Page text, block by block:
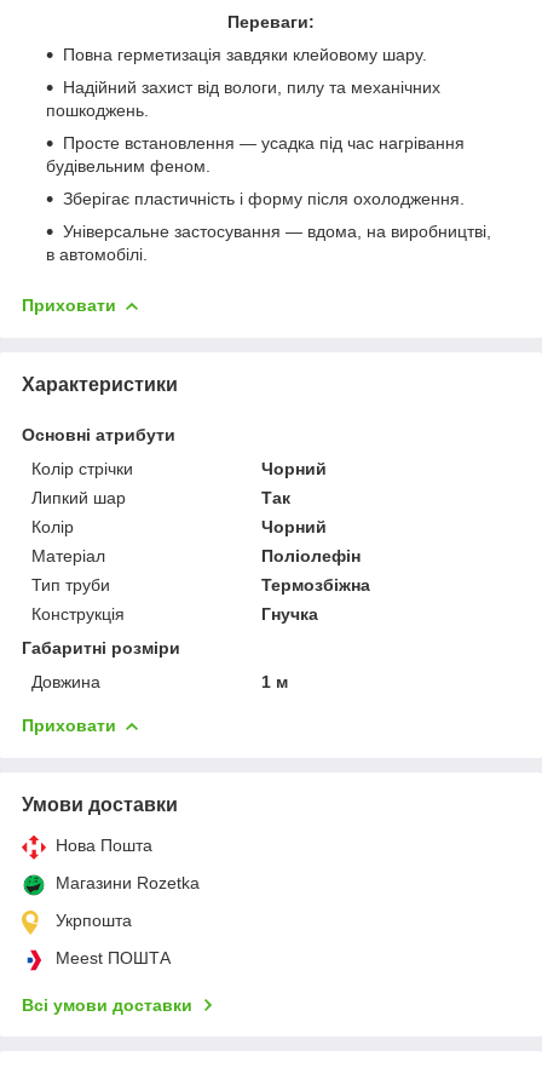
Переваги:
Повна герметизація завдяки клейовому шару.
Надійний захист від вологи, пилу та механічних
пошкоджень.
Просте встановлення — усадка під час нагрівання
будівельним феном.
Зберігає пластичність і форму після охолодження.
Універсальне застосування — вдома, на виробництві,
в автомобілі.
Приховати
Характеристики
Основні атрибути
Колір стрічки
Чорний
Липкий шар
Так
Колір
Чорний
Матеріал
Поліолефін
Тип труби
Термозбіжна
Конструкція
Гнучка
Габаритні розміри
Довжина
1 м
Приховати
Умови доставки
Нова Пошта
Магазини Rozetka
Укрпошта
Meest ПОШТА
Всі умови доставки